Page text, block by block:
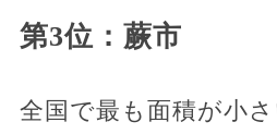
第3位：蕨市
全国で最も面積が小